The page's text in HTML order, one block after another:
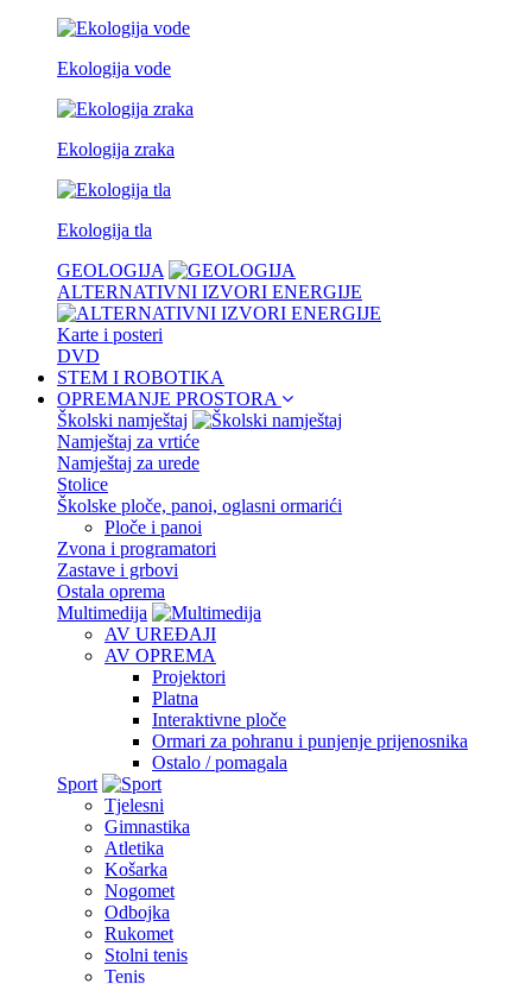
Ekologija vode
Ekologija zraka
Ekologija tla
GEOLOGIJA
ALTERNATIVNI IZVORI ENERGIJE
Karte i posteri
DVD
STEM I ROBOTIKA
OPREMANJE PROSTORA
Školski namještaj
Namještaj za vrtiće
Namještaj za urede
Stolice
Školske ploče, panoi, oglasni ormarići
Ploče i panoi
Zvona i programatori
Zastave i grbovi
Ostala oprema
Multimedija
AV UREĐAJI
AV OPREMA
Projektori
Platna
Interaktivne ploče
Ormari za pohranu i punjenje prijenosnika
Ostalo / pomagala
Sport
Tjelesni
Gimnastika
Atletika
Košarka
Nogomet
Odbojka
Rukomet
Stolni tenis
Tenis